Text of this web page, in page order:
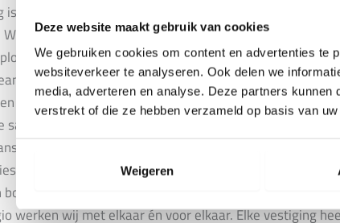
Deze website maakt gebruik van cookies
We gebruiken cookies om content en advertenties te
websiteverkeer te analyseren. Ook delen we
media, adverteren en analyse. Deze partners
verstrekt of die ze hebben verzameld op basis van
Weigeren
een vertrouwd installatiebedrijf in Nijmegen en
zijn gespecialiseerd in klimaattechniek,
zoals zonne-energie, aardwarmte en
van ongeveer 30 gepassioneerde collega’s die
staan. Elke dag biedt nieuwe uitdagingen en
met Van Dorp blijven we een stabiele en
biedt om te groeien en je vaardigheden uit te breiden.
bestaat uit de vestigingen Breda, Boxtel, Helmond,
team waar onze medewerkers écht op 1
werken wij met elkaar én voor elkaar. Elke vestiging